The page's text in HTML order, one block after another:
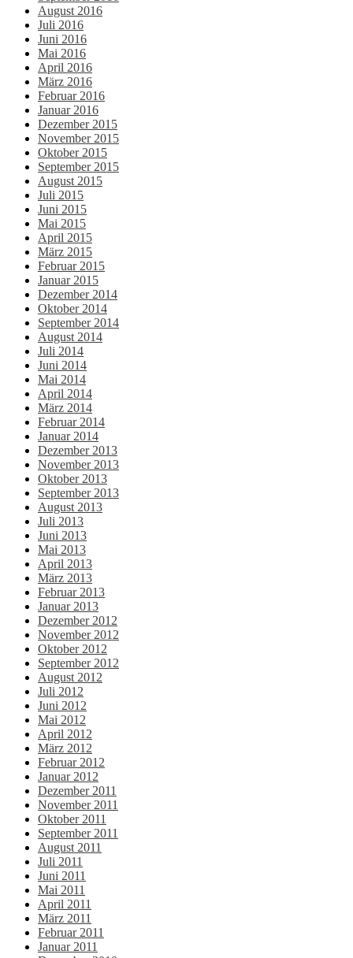
August 2016
Juli 2016
Juni 2016
Mai 2016
April 2016
März 2016
Februar 2016
Januar 2016
Dezember 2015
November 2015
Oktober 2015
September 2015
August 2015
Juli 2015
Juni 2015
Mai 2015
April 2015
März 2015
Februar 2015
Januar 2015
Dezember 2014
Oktober 2014
September 2014
August 2014
Juli 2014
Juni 2014
Mai 2014
April 2014
März 2014
Februar 2014
Januar 2014
Dezember 2013
November 2013
Oktober 2013
September 2013
August 2013
Juli 2013
Juni 2013
Mai 2013
April 2013
März 2013
Februar 2013
Januar 2013
Dezember 2012
November 2012
Oktober 2012
September 2012
August 2012
Juli 2012
Juni 2012
Mai 2012
April 2012
März 2012
Februar 2012
Januar 2012
Dezember 2011
November 2011
Oktober 2011
September 2011
August 2011
Juli 2011
Juni 2011
Mai 2011
April 2011
März 2011
Februar 2011
Januar 2011